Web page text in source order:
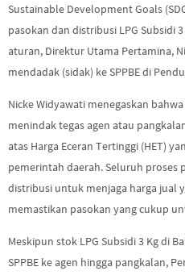
Sustainable Development Goals
pasokan dan distribusi LPG Subsidi
aturan, Direktur Utama Pertamina,
mendadak (sidak) ke SPPBE di
Nicke Widyawati menegaskan
menindak tegas agen atau
atas Harga Eceran Tertinggi (HET)
pemerintah daerah. Seluruh proses
distribusi untuk menjaga harga jual
memastikan pasokan yang cukup
Meskipun stok LPG Subsidi 3 Kg di
SPPBE ke agen hingga pangkalan,